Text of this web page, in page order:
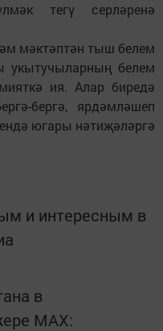
тегү серләренә
мәктәптән тыш белем
укытучыларның белем
ия. Алар биредә
бергә, ярдәмләшеп
югары нәтиҗәләргә
и интересным в
в
MАХ: